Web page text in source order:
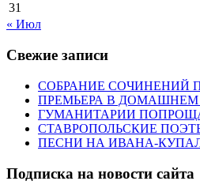
31
« Июл
Свежие записи
СОБРАНИЕ СОЧИНЕНИЙ
ПРЕМЬЕРА В ДОМАШНЕМ
ГУМАНИТАРИИ
СТАВРОПОЛЬСКИЕ
ПЕСНИ НА ИВАНА-
Подписка на новости сайта